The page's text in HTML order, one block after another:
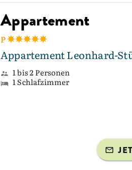
Appartement
P
Appartement Leonhard-
1 bis 2 Personen
1 Schlafzimmer